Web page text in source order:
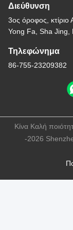
Shenzhen
Co., Ltd.
Ηλεκτρονικό
8:30-18:30
Η διεύθυνσή